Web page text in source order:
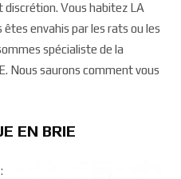
Vous habitez LA
envahis par les rats ou les
spécialiste de la
Nous saurons comment vous
EN BRIE